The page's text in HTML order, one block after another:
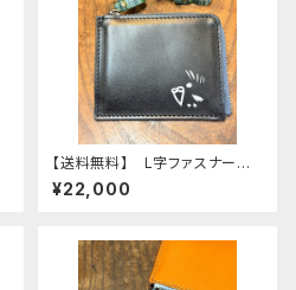
【送料無料】 L字ファスナー財
布 ブラック モノトーン セキ
セイインコ 財布 Black
¥22,000